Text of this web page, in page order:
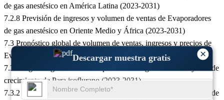
×
Descargar muestra gratis
de gas anestésico en América Latina (2023-2031)
7.2.8 Previsión de ingresos y volumen de ventas de Evaporadores
de gas anestésico en Oriente Medio y África (2023-2031)
7.3 Pronóstico global de volumen de ventas, ingresos y precios de
Evaporadores de gas anestésico por tipo (2023-2031)
7.3.1 Ingresos globales del Evaporadores de gas anestésico y tasa de
crecimiento de Para isoflurano (2023-2031)
7.3.2 Ingresos globales del Evaporadores de gas anestésico y tasa de